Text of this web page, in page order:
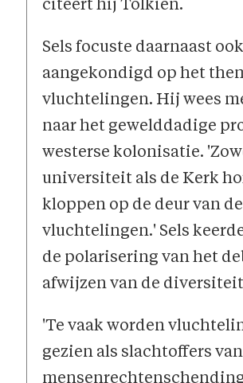
citeert hij Tolkien.
Sels focuste daarnaast
aangekondigd op het
vluchtelingen. Hij wees
naar het gewelddadige
westerse kolonisatie.
universiteit als de Kerk
kloppen op de deur van de
vluchtelingen.' Sels
de polarisering van het
afwijzen van de
'Te vaak worden
gezien als slachtoffers van